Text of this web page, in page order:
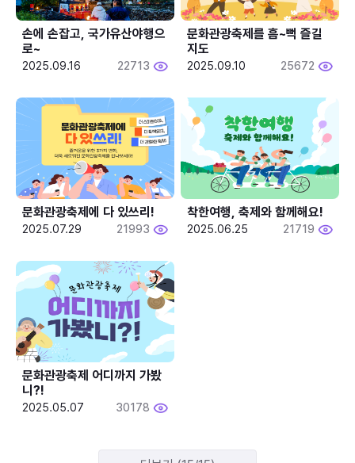
손에 손잡고, 국가유산야행으
로~
2025.09.16 22713
문화관광축제를 흠~뻑 즐길
지도
2025.09.10 25672
문화관광축제에 다 있쓰리!
2025.07.29 21993
착한여행, 축제와 함께해요!
2025.06.25 21719
문화관광축제 어디까지 가봤
니?!
2025.05.07 30178